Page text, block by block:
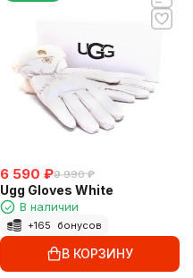
6 590 ₽9 990 ₽
Ugg Gloves White
В наличии
+165 бонусов
В КОРЗИНУ